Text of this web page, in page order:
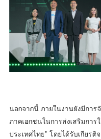
นอกจากนี้ ภายในงานยังมีการ
ภาคเอกชนในการส่งเสริมกา
ประเทศไทย” โดยได้รับเกียร